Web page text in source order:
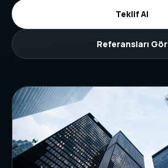
Teklif Al
Referansları Gör